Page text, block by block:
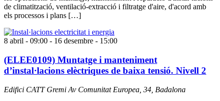
de climatització, ventilació-extracció i filtratge d'aire, d'acord amb
els processos i plans […]
8 abril - 09:00 - 16 desembre - 15:00
(ELEE0109) Muntatge i manteniment
d’instal·lacions elèctriques de baixa tensió. Nivell 2
Edifici CATT Gremi Av Comunitat Europea, 34, Badalona